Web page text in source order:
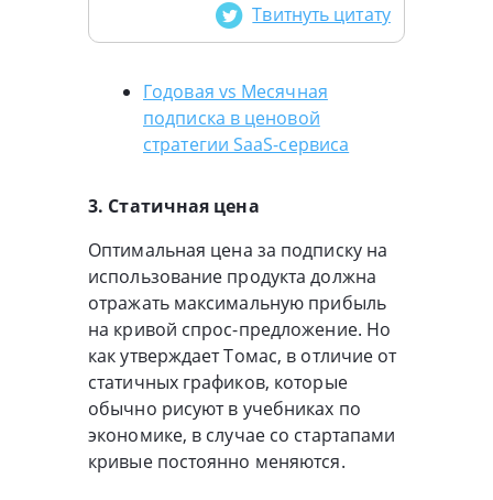
Твитнуть цитату
Годовая vs Месячная
подписка в ценовой
стратегии SaaS-сервиса
3. Статичная цена
Оптимальная цена за подписку на
использование продукта должна
отражать максимальную прибыль
на кривой спрос-предложение. Но
как утверждает Томас, в отличие от
статичных графиков, которые
обычно рисуют в учебниках по
экономике, в случае со стартапами
кривые постоянно меняются.